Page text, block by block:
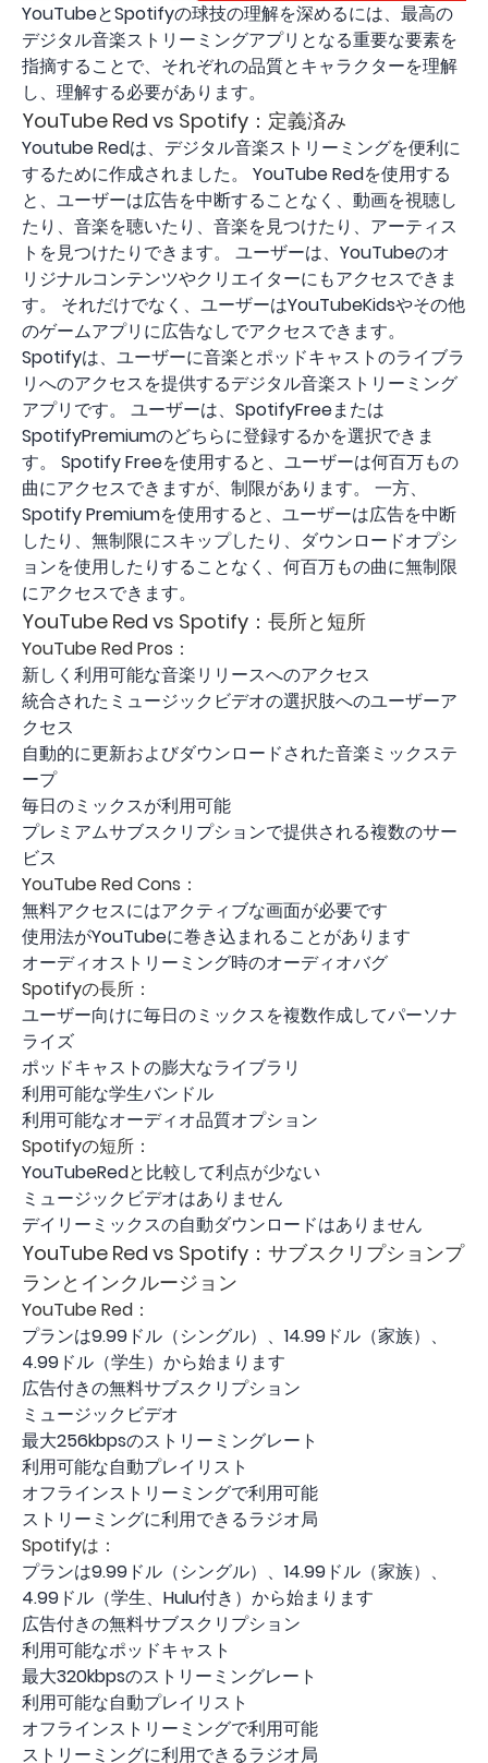
YouTubeとSpotifyの球技の理解を深めるには、最高の
デジタル音楽ストリーミングアプリとなる重要な要素を
指摘することで、それぞれの品質とキャラクターを理解
し、理解する必要があります。
YouTube Red vs Spotify：定義済み
Youtube Redは、デジタル音楽ストリーミングを便利に
するために作成されました。 YouTube Redを使用する
と、ユーザーは広告を中断することなく、動画を視聴し
たり、音楽を聴いたり、音楽を見つけたり、アーティス
トを見つけたりできます。 ユーザーは、YouTubeのオ
リジナルコンテンツやクリエイターにもアクセスできま
す。 それだけでなく、ユーザーはYouTubeKidsやその他
のゲームアプリに広告なしでアクセスできます。
Spotifyは、ユーザーに音楽とポッドキャストのライブラ
リへのアクセスを提供するデジタル音楽ストリーミング
アプリです。 ユーザーは、SpotifyFreeまたは
SpotifyPremiumのどちらに登録するかを選択できま
す。 Spotify Freeを使用すると、ユーザーは何百万もの
曲にアクセスできますが、制限があります。 一方、
Spotify Premiumを使用すると、ユーザーは広告を中断
したり、無制限にスキップしたり、ダウンロードオプシ
ョンを使用したりすることなく、何百万もの曲に無制限
にアクセスできます。
YouTube Red vs Spotify：長所と短所
YouTube Red Pros：
新しく利用可能な音楽リリースへのアクセス
統合されたミュージックビデオの選択肢へのユーザーア
クセス
自動的に更新およびダウンロードされた音楽ミックステ
ープ
毎日のミックスが利用可能
プレミアムサブスクリプションで提供される複数のサー
ビス
YouTube Red Cons：
無料アクセスにはアクティブな画面が必要です
使用法がYouTubeに巻き込まれることがあります
オーディオストリーミング時のオーディオバグ
Spotifyの長所：
ユーザー向けに毎日のミックスを複数作成してパーソナ
ライズ
ポッドキャストの膨大なライブラリ
利用可能な学生バンドル
利用可能なオーディオ品質オプション
Spotifyの短所：
YouTubeRedと比較して利点が少ない
ミュージックビデオはありません
デイリーミックスの自動ダウンロードはありません
YouTube Red vs Spotify：サブスクリプションプ
ランとインクルージョン
YouTube Red：
プランは9.99ドル（シングル）、14.99ドル（家族）、
4.99ドル（学生）から始まります
広告付きの無料サブスクリプション
ミュージックビデオ
最大256kbpsのストリーミングレート
利用可能な自動プレイリスト
オフラインストリーミングで利用可能
ストリーミングに利用できるラジオ局
Spotifyは：
プランは9.99ドル（シングル）、14.99ドル（家族）、
4.99ドル（学生、Hulu付き）から始まります
広告付きの無料サブスクリプション
利用可能なポッドキャスト
最大320kbpsのストリーミングレート
利用可能な自動プレイリスト
オフラインストリーミングで利用可能
ストリーミングに利用できるラジオ局